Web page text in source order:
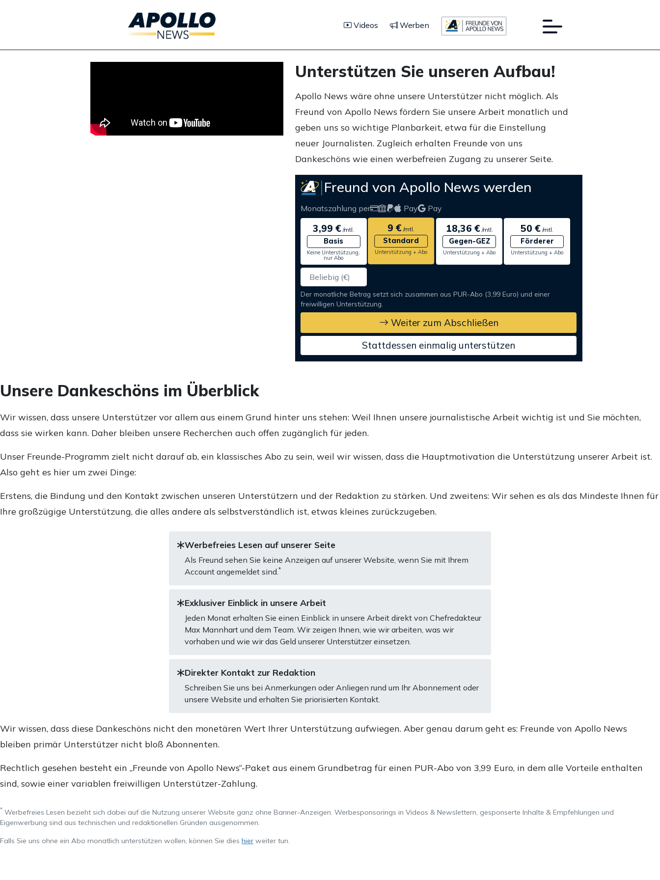
Videos Werben
Unterstützen Sie unseren Aufbau!
Apollo News wäre ohne unsere Unterstützer nicht möglich. Als
Freund von Apollo News fördern Sie unsere Arbeit monatlich und
geben uns so wichtige Planbarkeit, etwa für die Einstellung
neuer Journalisten. Zugleich erhalten Freunde von uns
Dankeschöns wie einen werbefreien Zugang zu unserer Seite.
Freund von Apollo News werden
Monatszahlung per Pay Pay
3,99 € /mtl.
Basis
Keine Unterstützung,
nur Abo
9 € /mtl.
Standard
Unterstützung + Abo
18,36 €/mtl.
Gegen-GEZ
Unterstützung + Abo
50 € /mtl.
Förderer
Unterstützung + Abo
Der monatliche Betrag setzt sich zusammen aus PUR-Abo (3,99 Euro) und einer
freiwilligen Unterstützung.
Weiter zum Abschließen
Stattdessen einmalig unterstützen
Unsere Dankeschöns im Überblick
Wir wissen, dass unsere Unterstützer vor allem aus einem Grund hinter uns stehen: Weil Ihnen unsere journalistische Arbeit wichtig ist und Sie möchten,
dass sie wirken kann. Daher bleiben unsere Recherchen auch offen zugänglich für jeden.
Unser Freunde-Programm zielt nicht darauf ab, ein klassisches Abo zu sein, weil wir wissen, dass die Hauptmotivation die Unterstützung unserer Arbeit ist.
Also geht es hier um zwei Dinge:
Erstens, die Bindung und den Kontakt zwischen unseren Unterstützern und der Redaktion zu stärken. Und zweitens: Wir sehen es als das Mindeste Ihnen für
Ihre großzügige Unterstützung, die alles andere als selbstverständlich ist, etwas kleines zurückzugeben.
Werbefreies Lesen auf unserer Seite
Als Freund sehen Sie keine Anzeigen auf unserer Website, wenn Sie mit Ihrem
Account angemeldet sind. *
Exklusiver Einblick in unsere Arbeit
Jeden Monat erhalten Sie einen Einblick in unsere Arbeit direkt von Chefredakteur
Max Mannhart und dem Team. Wir zeigen Ihnen, wie wir arbeiten, was wir
vorhaben und wie wir das Geld unserer Unterstützer einsetzen.
Direkter Kontakt zur Redaktion
Schreiben Sie uns bei Anmerkungen oder Anliegen rund um Ihr Abonnement oder
unsere Website und erhalten Sie priorisierten Kontakt.
Wir wissen, dass diese Dankeschöns nicht den monetären Wert Ihrer Unterstützung aufwiegen. Aber genau darum geht es: Freunde von Apollo News
bleiben primär Unterstützer nicht bloß Abonnenten.
Rechtlich gesehen besteht ein „Freunde von Apollo News“-Paket aus einem Grundbetrag für einen PUR-Abo von 3,99 Euro, in dem alle Vorteile enthalten
sind, sowie einer variablen freiwilligen Unterstützer-Zahlung.
* Werbefreies Lesen bezieht sich dabei auf die Nutzung unserer Website ganz ohne Banner-Anzeigen. Werbesponsorings in Videos & Newslettern, gesponserte Inhalte & Empfehlungen und
Eigenwerbung sind aus technischen und redaktionellen Gründen ausgenommen.
Falls Sie uns ohne ein Abo monatlich unterstützen wollen, können Sie dies hier weiter tun.